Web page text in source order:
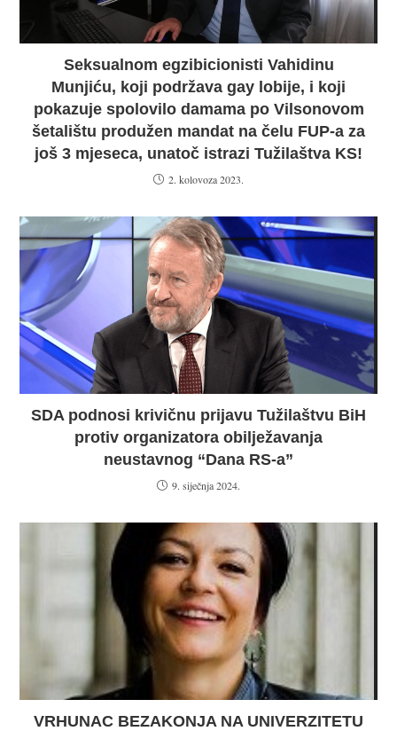
Seksualnom egzibicionisti Vahidinu
Munjiću, koji podržava gay lobije, i koji
pokazuje spolovilo damama po Vilsonovom
šetalištu produžen mandat na čelu FUP-a za
još 3 mjeseca, unatoč istrazi Tužilaštva KS!
2. kolovoza 2023.
SDA podnosi krivičnu prijavu Tužilaštvu BiH
protiv organizatora obilježavanja
neustavnog “Dana RS-a”
9. siječnja 2024.
VRHUNAC BEZAKONJA NA UNIVERZITETU